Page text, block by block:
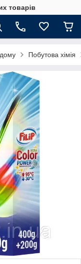
товарів
Побутова хімія